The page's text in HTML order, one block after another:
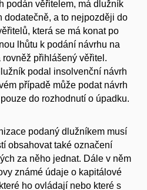
podán věřitelem, má dlužník
dodatečně, a to nejpozději do
která se má konat po
lhůtu k podání návrhu na
přihlášený věřitel.
podal insolvenční návrh
případě může podat návrh
do rozhodnutí o úpadku.
podaný dlužníkem musí
obsahovat také označení
za něho jednat. Dále v něm
známé údaje o kapitálové
ho ovládají nebo které s